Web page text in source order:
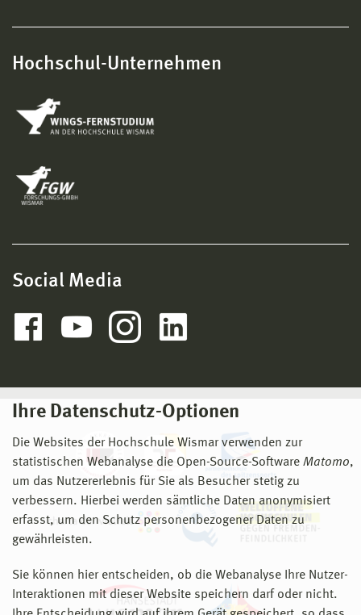
Ihre Datenschutz-Optionen
Die Websites der Hochschule Wismar verwenden zur
statistischen Webanalyse die Open-Source-Software Matomo,
um das Nutzererlebnis für Sie als Besucher stetig zu
verbessern. Hierbei werden sämtliche Daten anonymisiert
erfasst, um den Schutz personenbezogener Daten zu
gewährleisten.
Sie können hier entscheiden, ob die Webanalyse Ihre Nutzer-
Interaktionen mit dieser Website speichern darf oder nicht.
Hochschul-Unternehmen
Social Media